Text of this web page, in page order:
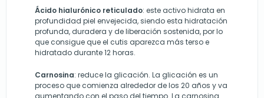
Ácido hialurónico reticulado: este activo hidrata en
profundidad piel envejecida, siendo esta hidratación
profunda, duradera y de liberación sostenida, por lo
que consigue que el cutis aparezca más terso e
hidratado durante 12 horas.
Carnosina: reduce la glicación. La glicación es un
proceso que comienza alrededor de los 20 años y va